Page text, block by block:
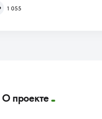
1 055
О проекте